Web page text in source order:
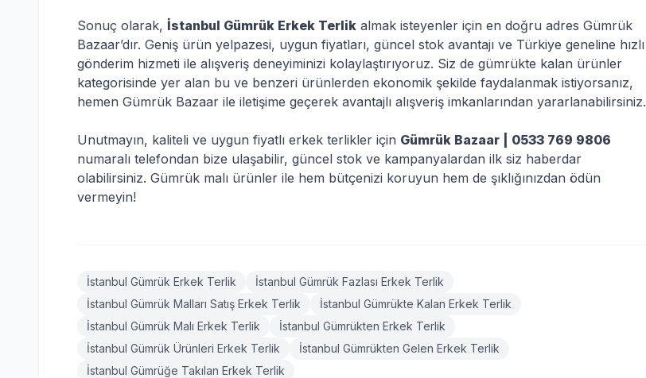
Sonuç olarak, İstanbul Gümrük Erkek Terlik almak isteyenler için en doğru adres Gümrük
Bazaar’dır. Geniş ürün yelpazesi, uygun fiyatları, güncel stok avantajı ve Türkiye geneline hızlı
gönderim hizmeti ile alışveriş deneyiminizi kolaylaştırıyoruz. Siz de gümrükte kalan ürünler
kategorisinde yer alan bu ve benzeri ürünlerden ekonomik şekilde faydalanmak istiyorsanız,
hemen Gümrük Bazaar ile iletişime geçerek avantajlı alışveriş imkanlarından yararlanabilirsiniz.
Unutmayın, kaliteli ve uygun fiyatlı erkek terlikler için Gümrük Bazaar | 0533 769 9806
numaralı telefondan bize ulaşabilir, güncel stok ve kampanyalardan ilk siz haberdar
olabilirsiniz. Gümrük malı ürünler ile hem bütçenizi koruyun hem de şıklığınızdan ödün
vermeyin!
İstanbul Gümrük Erkek Terlik
İstanbul Gümrük Fazlası Erkek Terlik
İstanbul Gümrük Malları Satış Erkek Terlik
İstanbul Gümrükte Kalan Erkek Terlik
İstanbul Gümrük Malı Erkek Terlik
İstanbul Gümrükten Erkek Terlik
İstanbul Gümrük Ürünleri Erkek Terlik
İstanbul Gümrükten Gelen Erkek Terlik
İstanbul Gümrüğe Takılan Erkek Terlik